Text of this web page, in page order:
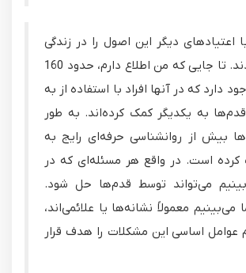
اعتیادهای دیگر این اصول را در زندگی
خود به کار بردند. تا جایی که من اطلاع دارم، حدود 160
دارد که در آنها افراد با استفاده از به
به یکدیگر کمک کرده‌اند. به طور
بیش از روانشناسی حرفه‌ای رایج به
کرده است. در واقع هر مسئله‌ای که در
می‌تواند توسط قدم‌ها حل شود.
می‌بینیم معمولاً نشانه‌ها یا علائمی‌اند،
عوامل اساسی این مشکلات را هدف قرار